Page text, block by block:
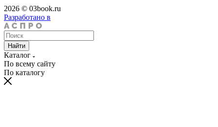
2026 © 03book.ru
Разработано в
Найти
Каталог
По всему сайту
По каталогу